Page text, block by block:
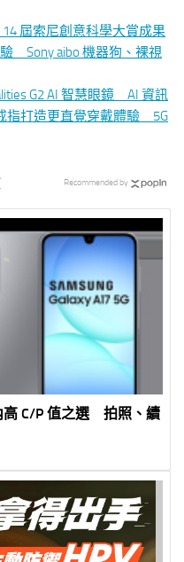
屆索尼創意科學大賞成果
Sony aibo 機器狗、裸視
G2 AI 智慧眼鏡 AI 資訊
指打造更直覺穿戴體驗 5G
高 C/P 值之選 拍照、續
Recommended by